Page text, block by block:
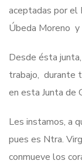
aceptadas por el
Úbeda Moreno y
Desde ésta
trabajo, durante
en esta Junta de
Les instamos, a
pues es Ntra.
conmueve los